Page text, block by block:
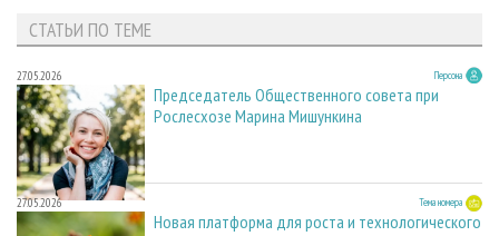
СТАТЬИ ПО ТЕМЕ
27.05.2026 Персона
Председатель Общественного совета при
Рослесхозе Марина Мишункина
27.05.2026 Тема номера
Новая платформа для роста и технологического